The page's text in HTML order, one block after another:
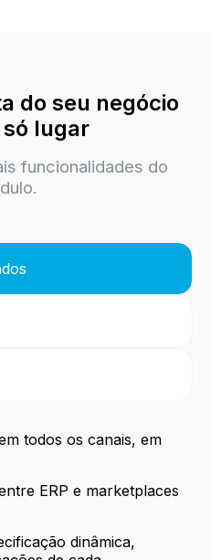
do seu negócio
lugar
funcionalidades do
todos os canais, em
ERP e marketplaces
dinâmica,